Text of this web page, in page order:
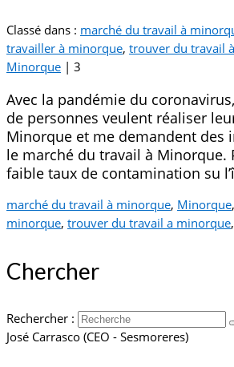
Classé dans : marché du travail à
travailler à minorque, trouver du travail
Minorque | 3
Avec la pandémie du
de personnes veulent réaliser
Minorque et me demandent des
le marché du travail à Minorque.
faible taux de contamination su
marché du travail à minorque, Minorque,
minorque, trouver du travail a minorque,
Chercher
Rechercher :
José Carrasco (CEO - Sesmoreres)